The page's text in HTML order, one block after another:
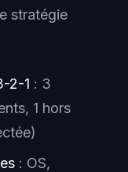
stratégie
2-1 : 3
1 hors
: OS,